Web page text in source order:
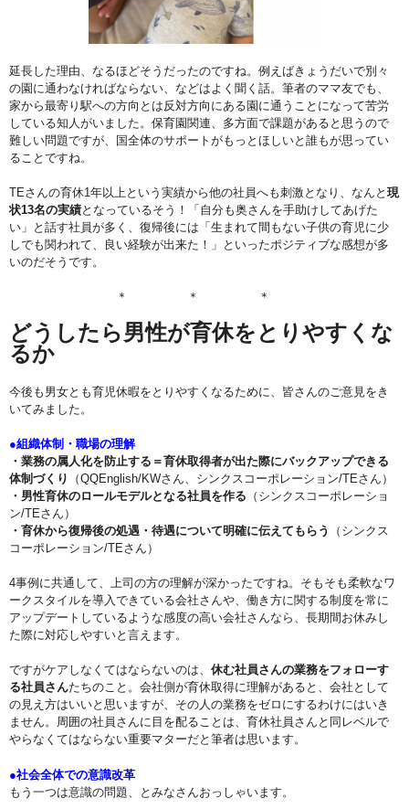
延長した理由、なるほどそうだったのですね。例えばきょうだいで別々
の園に通わなければならない、などはよく聞く話。筆者のママ友でも、
家から最寄り駅への方向とは反対方向にある園に通うことになって苦労
している知人がいました。保育園関連、多方面で課題があると思うので
難しい問題ですが、国全体のサポートがもっとほしいと誰もが思ってい
ることですね。
TEさんの育休1年以上という実績から他の社員へも刺激となり、なんと 現
状13名の実績となっているそう！「自分も奥さんを手助けしてあげた
い」と話す社員が多く、復帰後には「生まれて間もない子供の育児に少
しでも関われて、良い経験が出来た！」といったポジティブな感想が多
いのだそうです。
＊ ＊ ＊
どうしたら男性が育休をとりやすくな
るか
今後も男女とも育児休暇をとりやすくなるために、皆さんのご意見をき
いてみました。
●組織体制・職場の理解
・業務の属人化を防止する＝育休取得者が出た際にバックアップできる
体制づくり
（QQEnglish/KWさん、シンクスコーポレーション/TEさん）
・男性育休のロールモデルとなる社員を作る （シンクスコーポレーショ
ン/TEさん）
・育休から復帰後の処遇・待遇について明確に伝えてもらう
（シンクス
コーポレーション/TEさん）
4事例に共通して、上司の方の理解が深かったですね。そもそも柔軟なワ
ークスタイルを導入できている会社さんや、働き方に関する制度を常に
アップデートしているような感度の高い会社さんなら、長期間お休みし
た際に対応しやすいと言えます。
ですがケアしなくてはならないのは、 休む社員さんの業務をフォローす
る社員さんたちのこと。会社側が育休取得に理解があると、会社として
の見え方はいいと思いますが、その人の業務をゼロにするわけにはいき
ません。周囲の社員さんに目を配ることは、育休社員さんと同レベルで
やらなくてはならない重要マターだと筆者は思います。
●社会全体での意識改革
もう一つは意識の問題、とみなさんおっしゃいます。